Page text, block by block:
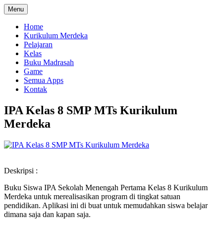
Menu
Home
Kurikulum Merdeka
Pelajaran
Kelas
Buku Madrasah
Game
Semua Apps
Kontak
IPA Kelas 8 SMP MTs Kurikulum
Merdeka
Deskripsi :
Buku Siswa IPA Sekolah Menengah Pertama Kelas 8 Kurikulum
Merdeka untuk merealisasikan program di tingkat satuan
pendidikan. Aplikasi ini di buat untuk memudahkan siswa belajar
dimana saja dan kapan saja.